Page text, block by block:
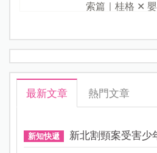
索篇｜桂格 ✕
最新文章 熱門文章
新知快遞 新北割頸案受害少